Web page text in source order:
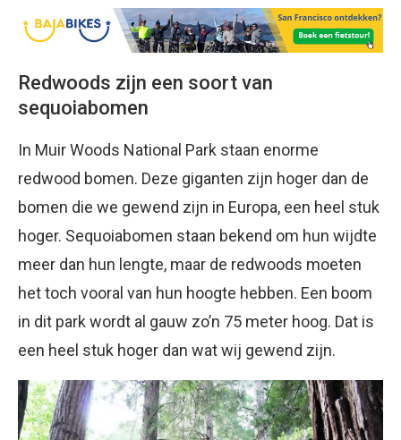
Redwoods zijn een soort van
sequoiabomen
In Muir Woods National Park staan enorme
redwood bomen. Deze giganten zijn hoger dan de
bomen die we gewend zijn in Europa, een heel stuk
hoger. Sequoiabomen staan bekend om hun wijdte
meer dan hun lengte, maar de redwoods moeten
het toch vooral van hun hoogte hebben. Een boom
in dit park wordt al gauw zo’n 75 meter hoog. Dat is
een heel stuk hoger dan wat wij gewend zijn.